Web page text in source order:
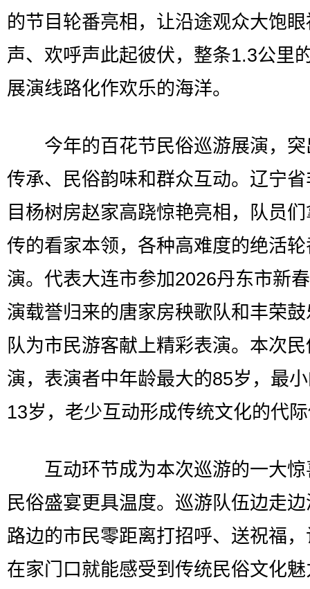
的节目轮番亮相，让沿途观众大饱
声、欢呼声此起彼伏，整条1.3公里
展演线路化作欢乐的海洋。
今年的百花节民俗巡游展演，突
传承、民俗韵味和群众互动。辽宁
目杨树房赵家高跷惊艳亮相，队员
传的看家本领，各种高难度的绝活
演。代表大连市参加2026丹东市新
演载誉归来的唐家房秧歌队和丰荣
队为市民游客献上精彩表演。本次
演，表演者中年龄最大的85岁，最
13岁，老少互动形成传统文化的代
互动环节成为本次巡游的一大惊
民俗盛宴更具温度。巡游队伍边走
路边的市民零距离打招呼、送祝福
在家门口就能感受到传统民俗文化